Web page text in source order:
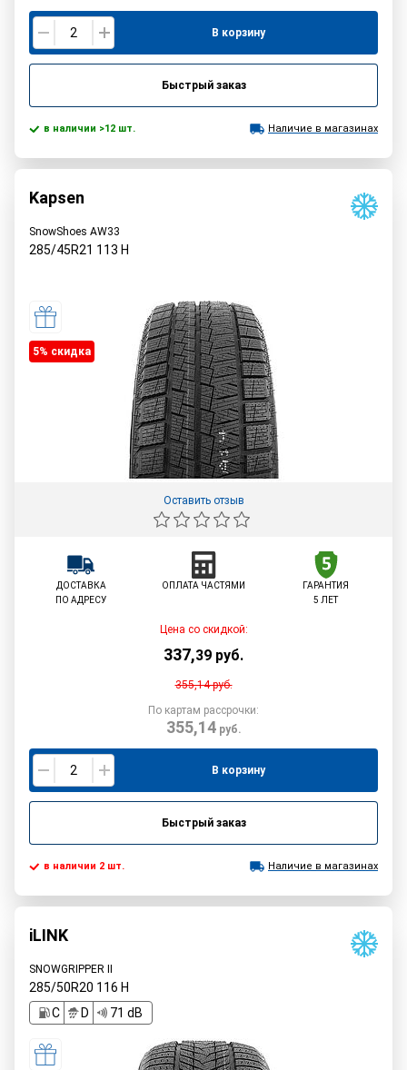
В корзину
Быстрый заказ
в наличии >12 шт. Наличие в магазинах
Kapsen
SnowShoes AW33
285/45R21 113 H
5% cкидка
Оставить отзыв
ДОСТАВКА
ПО АДРЕСУ
ОПЛАТА ЧАСТЯМИ
ГАРАНТИЯ
5 ЛЕТ
Цена со скидкой:
337,39 руб.
355,14руб.
По картам рассрочки:
355,14руб.
В корзину
Быстрый заказ
в наличии 2 шт. Наличие в магазинах
iLINK
SNOWGRIPPER II
285/50R20 116 H
C
D 71 dB